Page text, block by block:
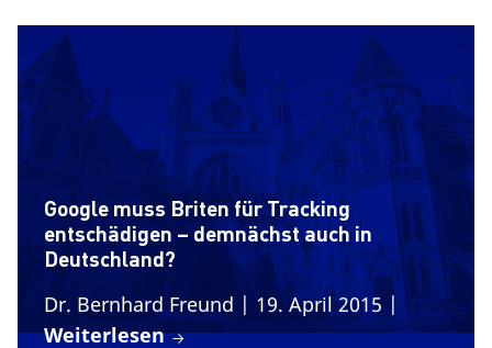
Google muss Briten für Tracking
entschädigen – demnächst auch in
Deutschland?
Dr. Bernhard Freund | 19. April 2015 |
Weiterlesen